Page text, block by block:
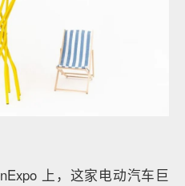
上，这家电动汽车巨